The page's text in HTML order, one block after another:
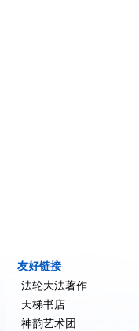
友好链接
法轮大法著作
天梯书店
神韵艺术团